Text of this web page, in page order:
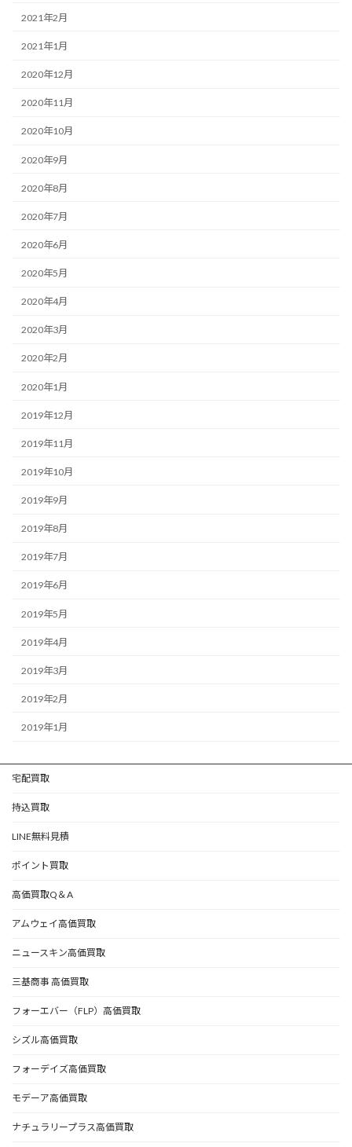
2021年2月
2021年1月
2020年12月
2020年11月
2020年10月
2020年9月
2020年8月
2020年7月
2020年6月
2020年5月
2020年4月
2020年3月
2020年2月
2020年1月
2019年12月
2019年11月
2019年10月
2019年9月
2019年8月
2019年7月
2019年6月
2019年5月
2019年4月
2019年3月
2019年2月
2019年1月
宅配買取
持込買取
LINE無料見積
ポイント買取
高価買取Q＆A
アムウェイ高価買取
ニュースキン高価買取
三基商事 高価買取
フォーエバー（FLP）高価買取
シズル高価買取
フォーデイズ高価買取
モデーア高価買取
ナチュラリープラス高価買取